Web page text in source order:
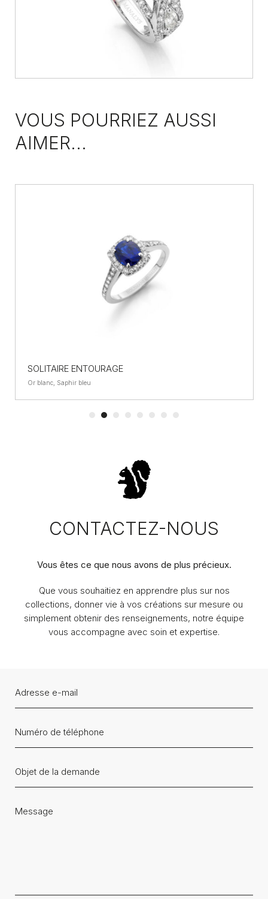
VOUS POURRIEZ AUSSI
AIMER...
SOLITAIRE ENTOURAGE
Or blanc, Saphir bleu
CONTACTEZ-NOUS
Vous êtes ce que nous avons de plus précieux.
Que vous souhaitiez en apprendre plus sur nos
collections, donner vie à vos créations sur mesure ou
simplement obtenir des renseignements, notre équipe
vous accompagne avec soin et expertise.